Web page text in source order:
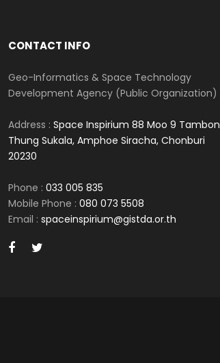
CONTACT INFO
Geo-Informatics & Space Technology
Development Agency (Public Organization)
Address : Space Inspirium 88 Moo 9 Tambon
Thung Sukala, Amphoe Siracha, Chonburi
20230
Phone : 033 005 835
Mobile Phone : 080 073 5508
Email : spaceinspirium@gistda.or.th